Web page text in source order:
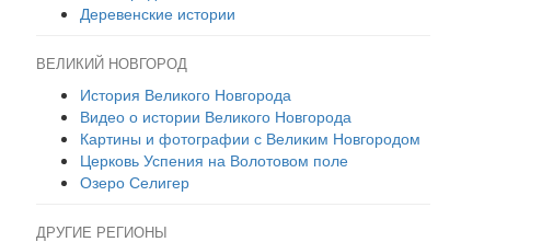
Деревенские истории
ВЕЛИКИЙ НОВГОРОД
История Великого Новгорода
Видео о истории Великого Новгорода
Картины и фотографии с Великим Новгородом
Церковь Успения на Волотовом поле
Озеро Селигер
ДРУГИЕ РЕГИОНЫ